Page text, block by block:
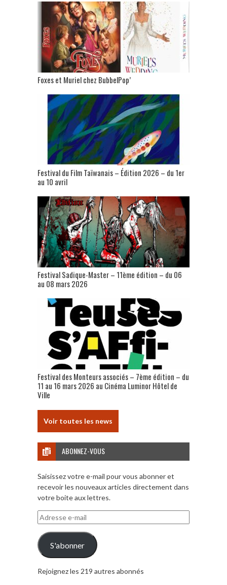
Foxes et Muriel chez BubbelPop’
Festival du Film Taïwanais – Édition 2026 – du 1er
au 10 avril
Festival Sadique-Master – 11ème édition – du 06
au 08 mars 2026
Festival des Monteurs associés – 7ème édition – du
11 au 16 mars 2026 au Cinéma Luminor Hôtel de
Ville
Voir toutes les news
ABONNEZ-VOUS
Saisissez votre e-mail pour vous abonner et
recevoir les nouveaux articles directement dans
votre boite aux lettres.
Adresse
e-
mail
S'abonner
Rejoignez les 219 autres abonnés